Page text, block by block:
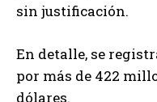
sin justificación.
En detalle, se
por más de 422
dólares.